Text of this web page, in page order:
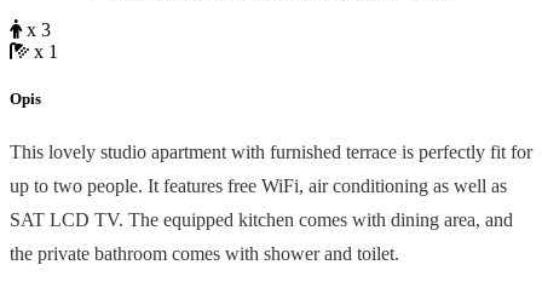
x 3
x 1
Opis
This lovely studio apartment with furnished terrace is perfectly fit for
up to two people. It features free WiFi, air conditioning as well as
SAT LCD TV. The equipped kitchen comes with dining area, and
the private bathroom comes with shower and toilet.